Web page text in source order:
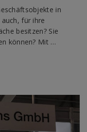
in
für ihre
besitzen? Sie
können? Mit …